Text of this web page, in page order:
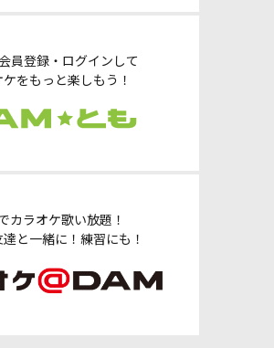
員登録・ログインして
ケをもっと楽しもう！
カラオケ歌い放題！
と一緒に！練習にも！